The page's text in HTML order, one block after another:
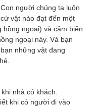
người chúng ta luôn
vật nào đạt đến một
hồng ngoại) và cảm biến
ngoại này. Và bạn
những vật đang
nhà có khách.
khi có người đi vào